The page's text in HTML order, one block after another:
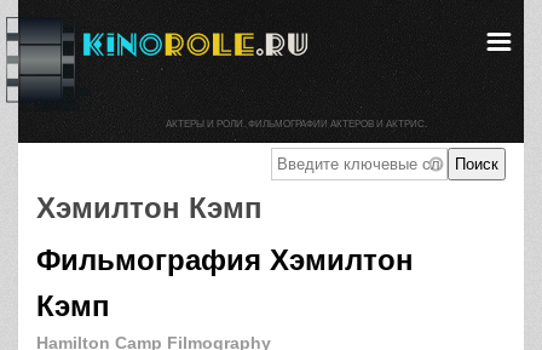
Хэмилтон Кэмп
Фильмография Хэмилтон
Кэмп
Hamilton Camp Filmography
АКТЕРЫ И РОЛИ. ФИЛЬМОГРАФИИ АКТЕРОВ И АКТРИС.